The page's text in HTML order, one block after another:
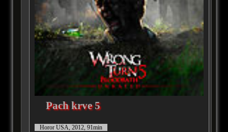
Pach krve 5
Horor USA, 2012, 91min